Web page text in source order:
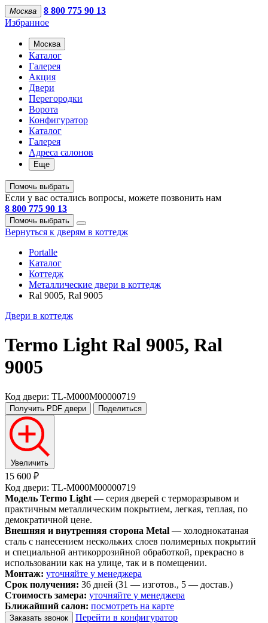
Москва
8 800 775 90 13
Избранное
Москва
Каталог
Галерея
Акция
Двери
Перегородки
Ворота
Конфигуратор
Каталог
Галерея
Адреса салонов
Еще
Помочь выбрать
Если у вас остались вопросы, можете позвонить нам
8 800 775 90 13
Помочь выбрать
Вернуться к дверям в коттедж
Portalle
Каталог
Коттедж
Металлические двери в коттедж
Ral 9005, Ral 9005
Двери в коттедж
Termo Light Ral 9005, Ral
9005
Код двери: TL-M000M00000719
Получить PDF двери Поделиться
Увеличить
15 600 ₽
Код двери: TL-M000M00000719
Модель Termo Light — серия дверей с терморазрывом и
практичным металлическим покрытием, легкая, теплая, по
демократичной цене.
Внешняя и внутренняя сторона Metal — холоднокатаная
сталь с нанесением нескольких слоев полимерных покрытий
и специальной антикоррозийной обработкой, прекрасно в
использовании как на улице, так и в помещении.
Монтаж: уточняйте у менеджера
Срок получения: 36 дней (31 — изготов., 5 — достав.)
Стоимость замера: уточняйте у менеджера
Ближайший салон: посмотреть на карте
Заказать звонок
Перейти в конфигуратор